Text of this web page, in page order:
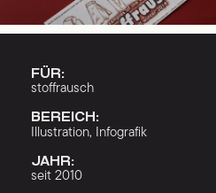
FÜR:
stoffrausch
BEREICH:
Illustration, Infografik
JAHR:
seit 2010